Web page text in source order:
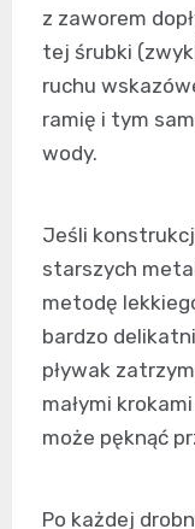
z zaworem
tej śrubki
ruchu
ramię i tym
wody.
Jeśli
starszych
metodę
bardzo
pływak
małymi
może pęknąć
Po każdej